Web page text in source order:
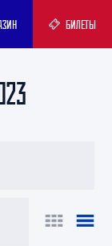
БИЛЕТЫ